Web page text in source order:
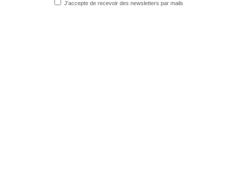
J'accepte de recevoir des newsletters par mails